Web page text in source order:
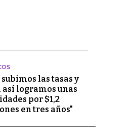
subimos las tasas y
así logramos unas
por $1,2
en tres años"